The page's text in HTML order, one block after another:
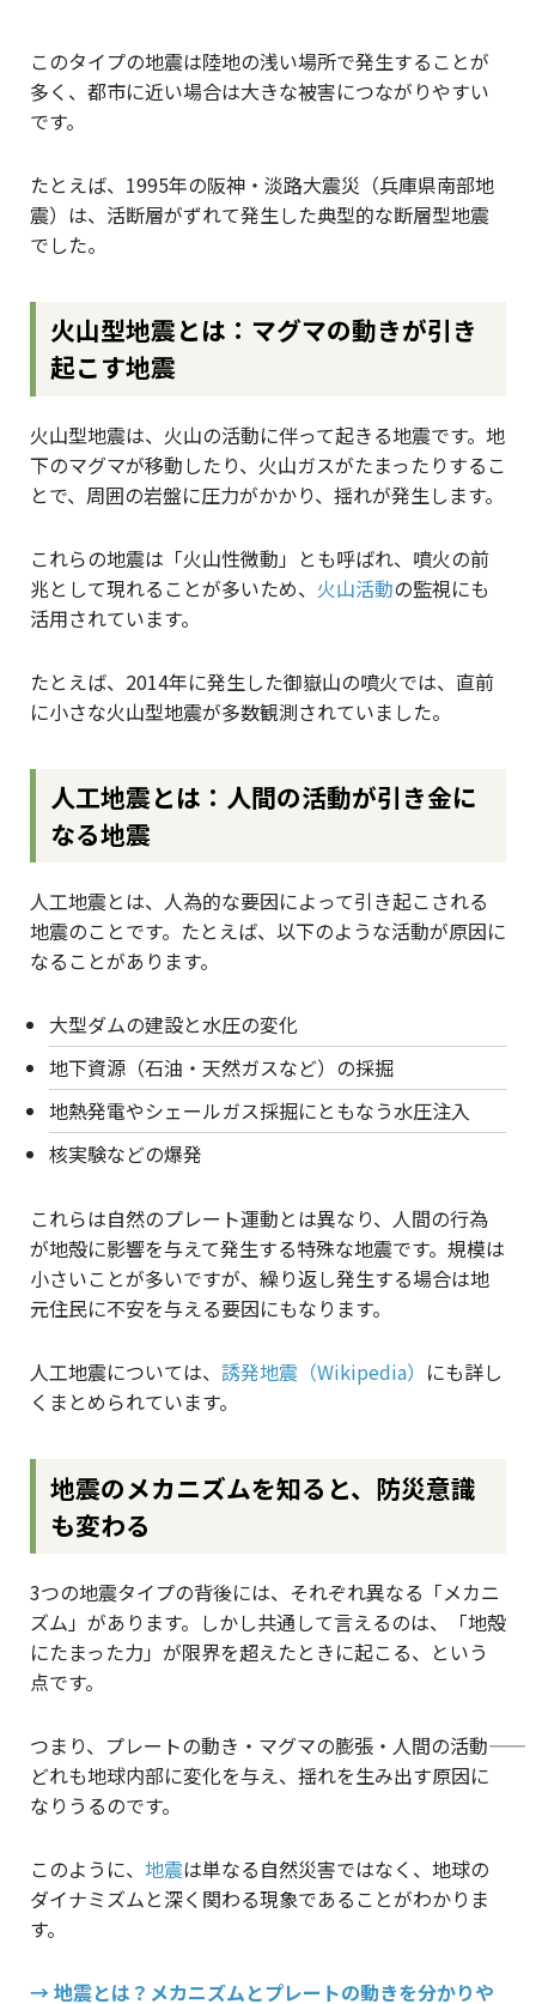
このタイプの地震は陸地の浅い場所で発生することが
多く、都市に近い場合は大きな被害につながりやすい
です。
たとえば、1995年の阪神・淡路大震災（兵庫県南部地
震）は、活断層がずれて発生した典型的な断層型地震
でした。
火山型地震とは：マグマの動きが引き
起こす地震
火山型地震は、火山の活動に伴って起きる地震です。地
下のマグマが移動したり、火山ガスがたまったりするこ
とで、周囲の岩盤に圧力がかかり、揺れが発生します。
これらの地震は「火山性微動」とも呼ばれ、噴火の前
兆として現れることが多いため、 火山活動の監視にも
活用されています。
たとえば、2014年に発生した御嶽山の噴火では、直前
に小さな火山型地震が多数観測されていました。
人工地震とは：人間の活動が引き金に
なる地震
人工地震とは、人為的な要因によって引き起こされる
地震のことです。たとえば、以下のような活動が原因に
なることがあります。
大型ダムの建設と水圧の変化
地下資源（石油・天然ガスなど）の採掘
地熱発電やシェールガス採掘にともなう水圧注入
核実験などの爆発
これらは自然のプレート運動とは異なり、人間の行為
が地殻に影響を与えて発生する特殊な地震です。規模は
小さいことが多いですが、繰り返し発生する場合は地
元住民に不安を与える要因にもなります。
人工地震については、 誘発地震（Wikipedia） にも詳し
くまとめられています。
地震のメカニズムを知ると、防災意識
も変わる
3つの地震タイプの背後には、それぞれ異なる「メカニ
ズム」があります。しかし共通して言えるのは、「地殻
にたまった力」が限界を超えたときに起こる、という
点です。
つまり、プレートの動き・マグマの膨張・人間の活動――
どれも地球内部に変化を与え、揺れを生み出す原因に
なりうるのです。
このように、 地震は単なる自然災害ではなく、地球の
ダイナミズムと深く関わる現象であることがわかりま
す。
→ 地震とは？メカニズムとプレートの動きを分かりや